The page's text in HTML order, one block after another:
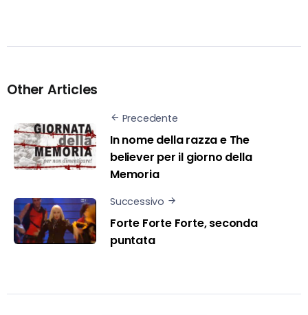
Other Articles
Precedente
In nome della razza e The
believer per il giorno della
Memoria
Successivo
Forte Forte Forte, seconda
puntata